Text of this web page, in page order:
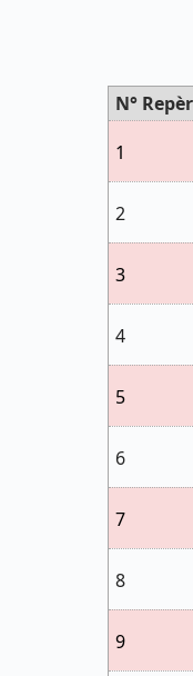
N°
1
2
3
4
5
6
7
8
9